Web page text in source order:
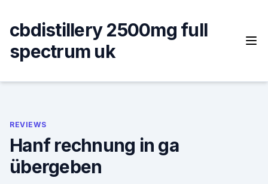
content
cbdistillery 2500mg full
spectrum uk
REVIEWS
Hanf rechnung in ga
übergeben